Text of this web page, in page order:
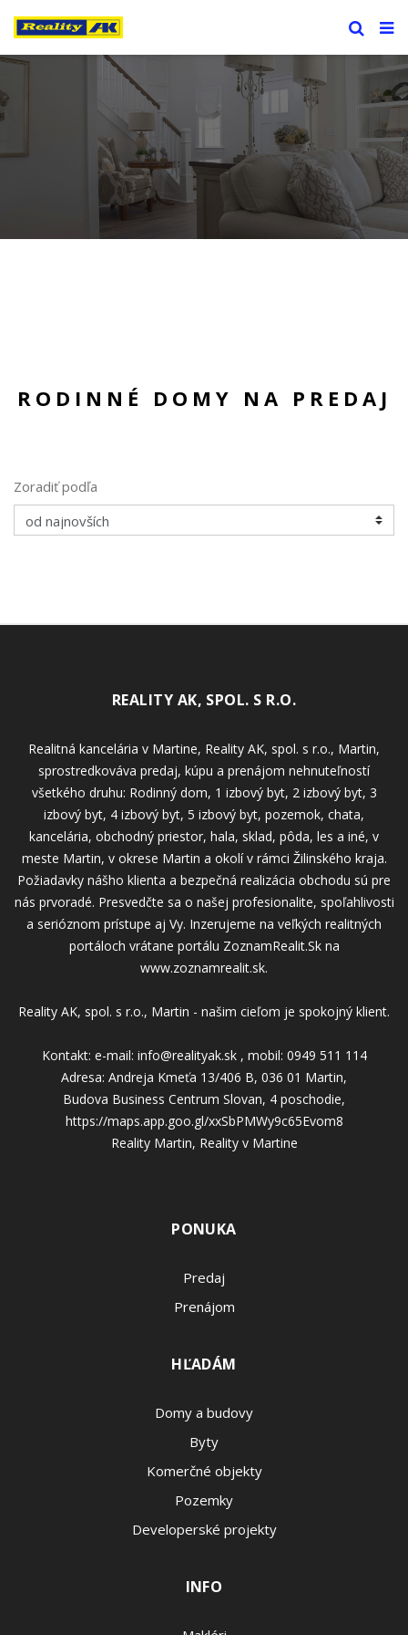
RODINNÉ DOMY NA PREDAJ
Zoradiť podľa
REALITY AK, SPOL. S R.O.
Realitná kancelária v Martine, Reality AK, spol. s r.o., Martin,
sprostredkováva predaj, kúpu a prenájom nehnuteľností
všetkého druhu: Rodinný dom, 1 izbový byt, 2 izbový byt, 3
izbový byt, 4 izbový byt, 5 izbový byt, pozemok, chata,
kancelária, obchodný priestor, hala, sklad, pôda, les a iné, v
meste Martin, v okrese Martin a okolí v rámci Žilinského kraja.
Požiadavky nášho klienta a bezpečná realizácia obchodu sú pre
nás prvoradé. Presvedčte sa o našej profesionalite, spoľahlivosti
a serióznom prístupe aj Vy. Inzerujeme na veľkých realitných
portáloch vrátane portálu ZoznamRealit.Sk na
www.zoznamrealit.sk.
Reality AK, spol. s r.o., Martin - našim cieľom je spokojný klient.
Kontakt: e-mail: info@realityak.sk , mobil: 0949 511 114
Adresa: Andreja Kmeťa 13/406 B, 036 01 Martin,
Budova Business Centrum Slovan, 4 poschodie,
https://maps.app.goo.gl/xxSbPMWy9c65Evom8
Reality Martin, Reality v Martine
PONUKA
Predaj
Prenájom
HĽADÁM
Domy a budovy
Byty
Komerčné objekty
Pozemky
Developerské projekty
INFO